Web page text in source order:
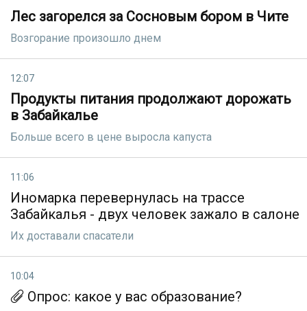
Лес загорелся за Сосновым бором в Чите
Возгорание произошло днем
12:07
Продукты питания продолжают дорожать
в Забайкалье
Больше всего в цене выросла капуста
11:06
Иномарка перевернулась на трассе
Забайкалья - двух человек зажало в салоне
Их доставали спасатели
10:04
Опрос: какое у вас образование?